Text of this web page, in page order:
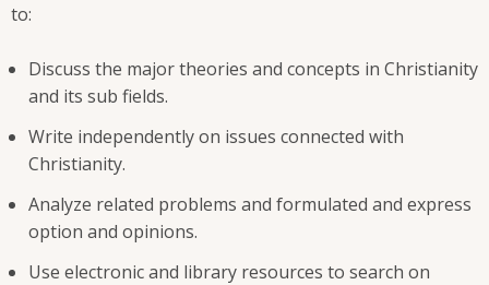
to:
Discuss the major theories and concepts in Christianity
and its sub fields.
Write independently on issues connected with
Christianity.
Analyze related problems and formulated and express
option and opinions.
Use electronic and library resources to search on